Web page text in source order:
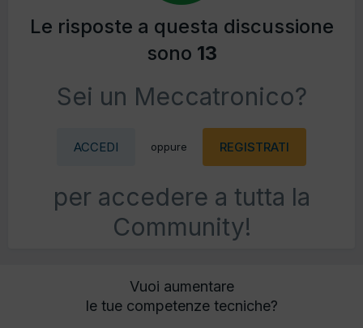
Le risposte a questa discussione
sono 13
Sei un Meccatronico?
ACCEDI oppure REGISTRATI
per accedere a tutta la
Community!
Vuoi aumentare
le tue competenze tecniche?